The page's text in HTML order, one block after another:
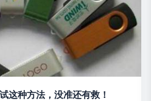
这种方法，没准还有救！